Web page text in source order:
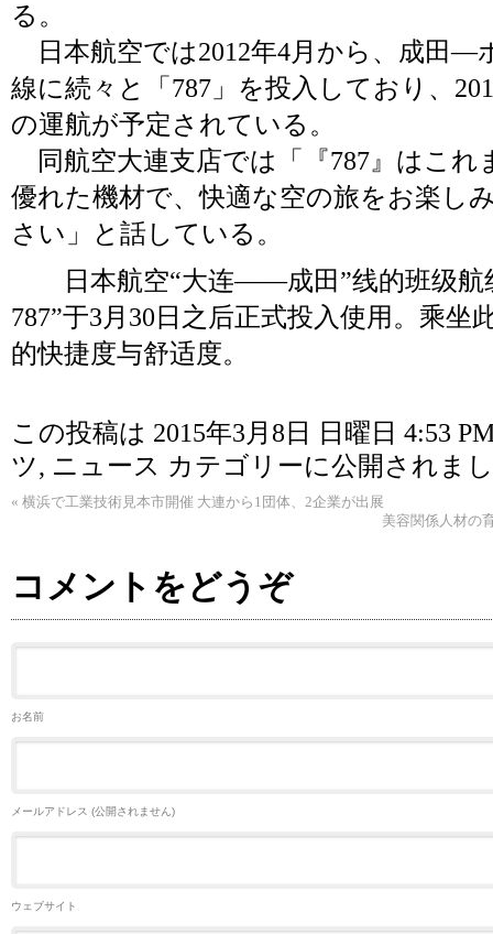
る。
日本航空では2012年4月から、成田―
線に続々と「787」を投入しており、
の運航が予定されている。
同航空大連支店では「『787』はこれ
優れた機材で、快適な空の旅をお楽し
さい」と話している。
日本航空“大连——成田”线的班级航
787”于3月30日之后正式投入使用。乘坐
的快捷度与舒适度。
この投稿は 2015年3月8日 日曜日 4:53
ツ, ニュース カテゴリーに公開されま
« 横浜で工業技術見本市開催 大連から1団体、2企業が出展
美容関係人材の
コメントをどうぞ
お名前
メールアドレス (公開されません)
ウェブサイト